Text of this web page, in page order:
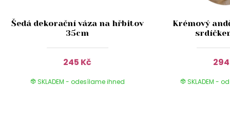
Šedá dekorační váza na hřbitov
35cm
245 Kč
SKLADEM - odesílame ihned
Krémový
SKLADEM -